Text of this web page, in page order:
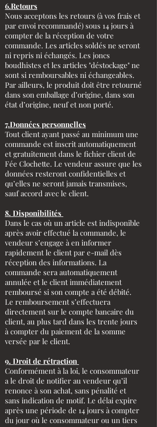
6.Retours
Nous acceptons les retours (à vos frais et
par envoi recommandé) sous 14 jours à
compter de la réception de votre
commande. Les articles soldés ne seront
ni repris ni échangés. Les joncs
boudhistes et les articles "déstockage" ne
sont si remboursables ni échangeables.
Par ailleurs, le produit doit être retourné
dans son emballage d’origine, dans son
état d’origine, neuf et non porté.
7.Données personnelles
Tout client ayant passé au minimum une
commande est inscrit automatiquement
et gratuitement dans le fichier client de
Fée Clochette. Le vendeur assure que les
données resteront confidentielles et
qu’elles ne seront jamais transmises,
sauf accord avec le client.
8. Disponibilités
Dans le cas où un article est indisponible
après avoir effectué la commande, le
vendeur s’engage à en informer
rapidement le client par e-mail dès
réception des informations. La
commande sera automatiquement
annulée et le client immédiatement
remboursé si son compte a été débité.
Le remboursement s’effectuera
directement sur le compte bancaire du
client, au plus tard dans les trente jours
à compter du paiement de la somme
versée par le client.
9. Droit de rétraction
Conformément à la loi, le consommateur
a le droit de notifier au vendeur qu’il
renonce à son achat, sans pénalité et
sans indication de motif. Le délai expire
après une période de 14 jours à compter
du jour où le consommateur ou un tiers